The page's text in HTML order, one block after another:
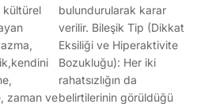
kültürel
zaman ve
bulundurularak karar
verilir. Bileşik Tip (Dikkat
Eksiliği ve Hiperaktivite
Bozukluğu): Her iki
rahatsızlığın da
belirtilerinin görüldüğü